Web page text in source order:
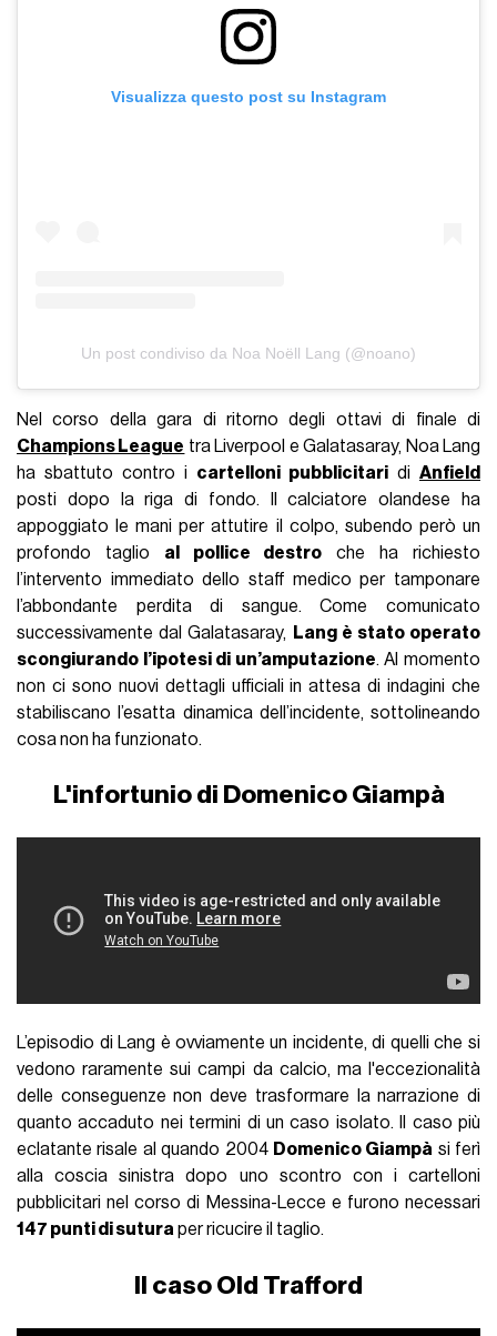
Visualizza questo post su Instagram
Un post condiviso da Noa Noëll Lang (@noano)
Nel corso della gara di ritorno degli ottavi di finale di
Champions League tra Liverpool e Galatasaray, Noa Lang
ha sbattuto contro i cartelloni pubblicitari di Anfield
posti dopo la riga di fondo. Il calciatore olandese ha
appoggiato le mani per attutire il colpo, subendo però un
profondo taglio al pollice destro che ha richiesto
l’intervento immediato dello staff medico per tamponare
l’abbondante perdita di sangue. Come comunicato
successivamente dal Galatasaray,
Lang è stato operato
scongiurando l’ipotesi di un’amputazione. Al momento
non ci sono nuovi dettagli ufficiali in attesa di indagini che
stabiliscano l’esatta dinamica dell’incidente, sottolineando
cosa non ha funzionato.
L'infortunio di Domenico Giampà
L’episodio di Lang è ovviamente un incidente, di quelli che si
vedono raramente sui campi da calcio, ma l'eccezionalità
delle conseguenze non deve trasformare la narrazione di
quanto accaduto nei termini di un caso isolato. Il caso più
eclatante risale al quando 2004 Domenico Giampà si ferì
alla coscia sinistra dopo uno scontro con i cartelloni
pubblicitari nel corso di Messina-Lecce e furono necessari
147 punti di suturaper ricucire il taglio.
Il caso Old Trafford